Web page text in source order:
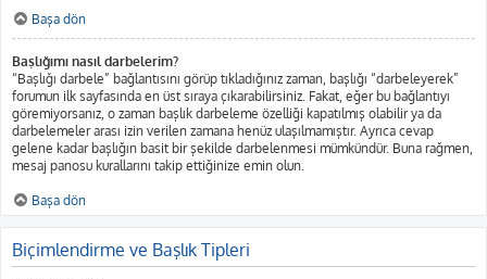
Başa dön
Başlığımı nasıl darbelerim?
“Başlığı darbele” bağlantısını görüp tıkladığınız zaman, başlığı “darbeleyerek”
forumun ilk sayfasında en üst sıraya çıkarabilirsiniz. Fakat, eğer bu bağlantıyı
göremiyorsanız, o zaman başlık darbeleme özelliği kapatılmış olabilir ya da
darbelemeler arası izin verilen zamana henüz ulaşılmamıştır. Ayrıca cevap
gelene kadar başlığın basit bir şekilde darbelenmesi mümkündür. Buna rağmen,
mesaj panosu kurallarını takip ettiğinize emin olun.
Başa dön
Biçimlendirme ve Başlık Tipleri